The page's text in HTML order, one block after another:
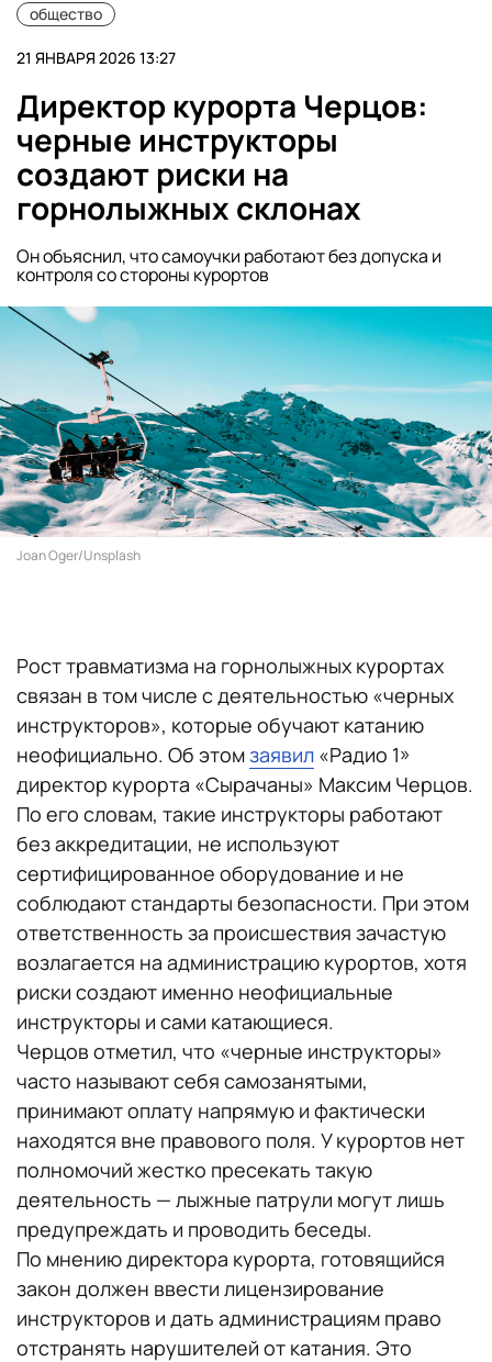
общество
21 ЯНВАРЯ 2026 13:27
Директор курорта Черцов:
черные инструкторы
создают риски на
горнолыжных склонах
Он объяснил, что самоучки работают без допуска и
контроля со стороны курортов
Joan Oger/Unsplash
Рост травматизма на горнолыжных курортах
связан в том числе с деятельностью «черных
инструкторов», которые обучают катанию
неофициально. Об этомзаявил «Радио 1»
директор курорта «Сырачаны» Максим Черцов.
По его словам, такие инструкторы работают
без аккредитации, не используют
сертифицированное оборудование и не
соблюдают стандарты безопасности. При этом
ответственность за происшествия зачастую
возлагается на администрацию курортов, хотя
риски создают именно неофициальные
инструкторы и сами катающиеся.
Черцов отметил, что «черные инструкторы»
часто называют себя самозанятыми,
принимают оплату напрямую и фактически
находятся вне правового поля. У курортов нет
полномочий жестко пресекать такую
деятельность — лыжные патрули могут лишь
предупреждать и проводить беседы.
По мнению директора курорта, готовящийся
закон должен ввести лицензирование
инструкторов и дать администрациям право
отстранять нарушителей от катания. Это